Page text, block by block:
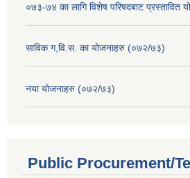
०७३-७४ का लागि विशेष परिषदबाट प्रस्तावित
साविक ग,वि.स. का योजनाहरु (०७२/७३)
नया योजनाहरु (०७२/७३)
Public Procurement/